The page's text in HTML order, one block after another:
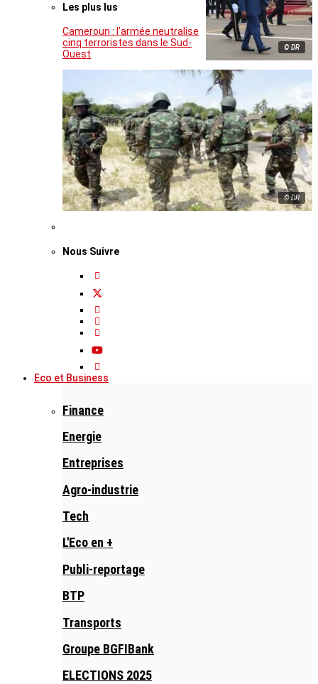
© DR
Les plus lus
Cameroun : l’armée neutralise
cinq terroristes dans le Sud-
Ouest
© DR
Nous Suivre
Eco et Business
Finance
Energie
Entreprises
Agro-industrie
Tech
L'Eco en +
Publi-reportage
BTP
Transports
Groupe BGFIBank
ELECTIONS 2025